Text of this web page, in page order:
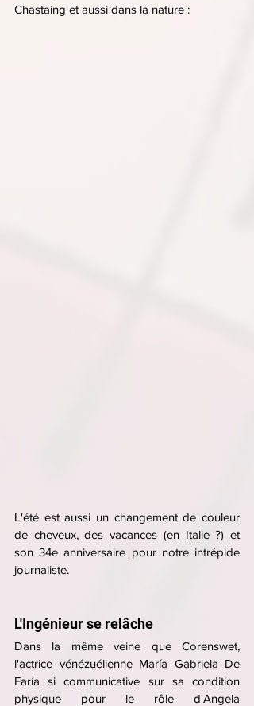
Chastaing et aussi dans la nature :
L'été est aussi un changement de couleur
de cheveux, des vacances (en Italie ?) et
son 34e anniversaire pour notre intrépide
journaliste.
L'Ingénieur se relâche
Dans la même veine que Corenswet,
l'actrice vénézuélienne María Gabriela De
Faría si communicative sur sa condition
physique pour le rôle d'Angela